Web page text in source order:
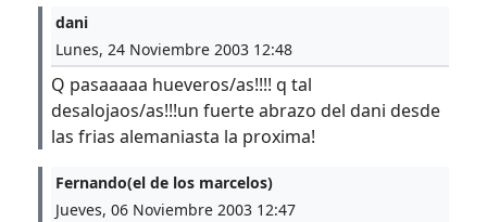
dani
Lunes, 24 Noviembre 2003 12:48
Q pasaaaaa hueveros/as!!!! q tal
desalojaos/as!!!un fuerte abrazo del dani desde
las frias alemaniasta la proxima!
Fernando(el de los marcelos)
Jueves, 06 Noviembre 2003 12:47